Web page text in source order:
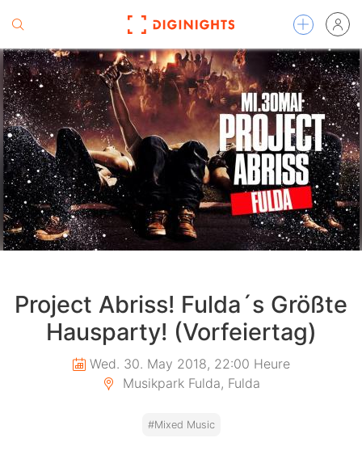
Project Abriss! Fulda´s Größte
Hausparty! (Vorfeiertag)
Wed. 30. May 2018, 22:00 Heure
Musikpark Fulda, Fulda
#Mixed Music